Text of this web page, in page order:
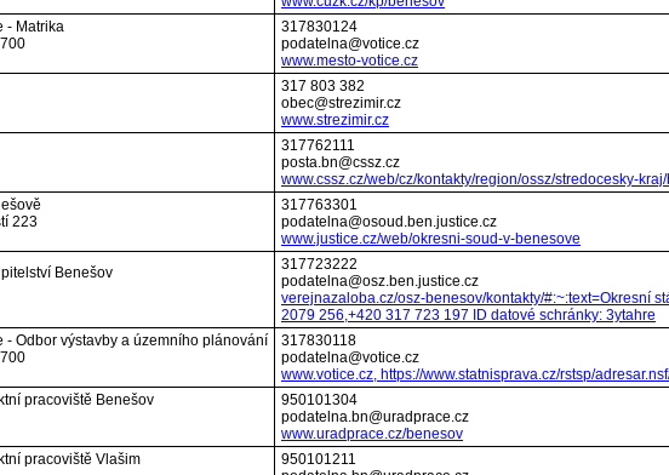
- Matrika
317830124
podatelna@votice.cz
www.mesto-votice.cz
317 803 382
obec@strezimir.cz
www.strezimir.cz
317762111
posta.bn@cssz.cz
www.cssz.cz/web/cz/kontakty/region/ossz/stredocesky-
223
317763301
podatelna@osoud.ben.justice.cz
www.justice.cz/web/okresni-soud-v-benesove
Benešov
317723222
podatelna@osz.ben.justice.cz
verejnazaloba.cz/osz-benesov/kontakty/#:~:text=Okresní
2079 256,+420 317 723 197 ID datové schránky: 3ytahre
- Odbor výstavby a územního plánování
317830118
podatelna@votice.cz
www.votice.cz, https://www.statnisprava.cz/rstsp/
pracoviště Benešov
950101304
podatelna.bn@uradprace.cz
www.uradprace.cz/benesov
pracoviště Vlašim
950101211